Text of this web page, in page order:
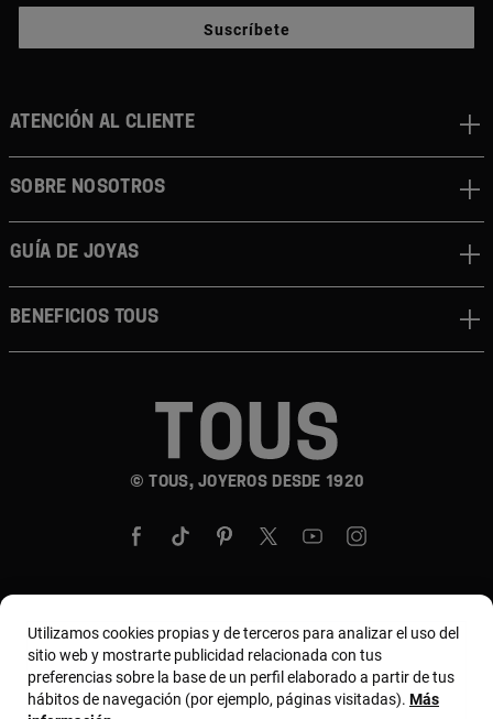
Suscríbete
© TOUS, JOYEROS DESDE 1920
ATENCIÓN AL CLIENTE
SOBRE NOSOTROS
GUÍA DE JOYAS
BENEFICIOS TOUS
País y moneda:United States Of America / US
Dollar
Utilizamos cookies propias y de terceros para analizar el uso del
sitio web y mostrarte publicidad relacionada con tus
preferencias sobre la base de un perfil elaborado a partir de tus
hábitos de navegación (por ejemplo, páginas visitadas). Más